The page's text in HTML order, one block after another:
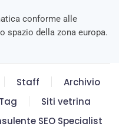
conforme alle
spazio della zona europa.
Staff
Archivio
Tag
Siti vetrina
SEO Specialist